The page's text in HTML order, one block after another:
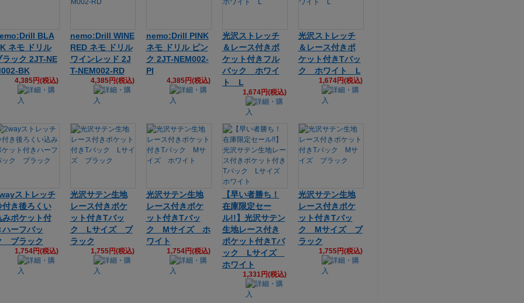
BLA
ネモ ドリル
ラック 2JT-NE
BK
4,385円(税込)
nemo:Drill WINE
RED ネモ ドリル
ワインレッド 2J
T-NEM002-RD
4,385円(税込)
nemo:Drill PINK
ネモ ドリル ピン
ク 2JT-NEM002-
PI
4,385円(税込)
光沢ストレッチ
＆レース付きポ
ケット付きフル
バック ホワイ
ト L
1,674円(税込)
光沢ストレッチ
＆レース付きポ
ケット付きTバッ
ク ホワイト L
1,674円(税込)
ストレッチ
付き後ろくい
みポケット付
ハーフバッ
ブラック
1,754円(税込)
光沢サテン生地
レース付きポケ
ット付きTバッ
ク Lサイズ ブ
ラック
1,755円(税込)
光沢サテン生地
レース付きポケ
ット付きTバッ
ク Mサイズ ホ
ワイト
1,754円(税込)
【早い者勝ち！
在庫限定セー
ル!!】光沢サテン
生地レース付き
ポケット付きTバ
ック Lサイズ
ホワイト
1,331円(税込)
光沢サテン生地
レース付きポケ
ット付きTバッ
ク Mサイズ ブ
ラック
1,755円(税込)